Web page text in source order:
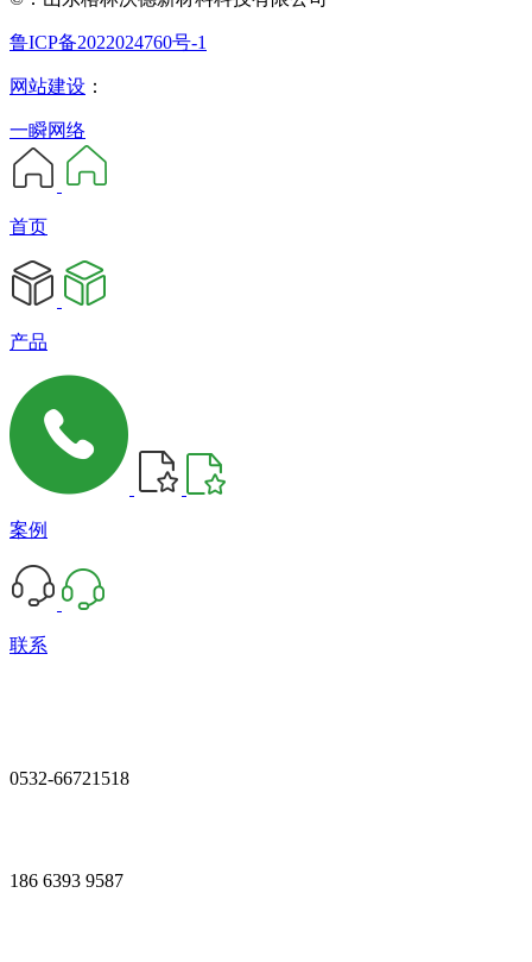
鲁ICP备2022024760号-1
网站建设 ：
一瞬网络
首页
产品
案例
联系
0532-66721518
186 6393 9587